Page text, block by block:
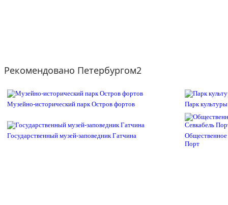
Рекомендовано Петербургом2
Музейно-исторический парк Остров фортов Парк
Государственный музей-заповедник Гатчина
Общественное
Порт